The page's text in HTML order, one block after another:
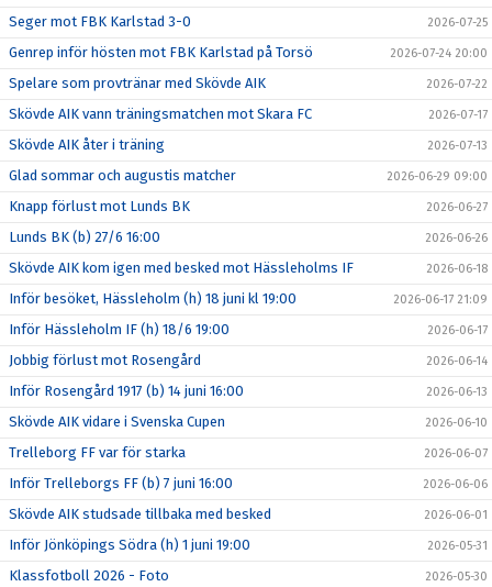
Seger mot FBK Karlstad 3-0 2026-07-25
Genrep inför hösten mot FBK Karlstad på Torsö 2026-07-24 20:00
Spelare som provtränar med Skövde AIK 2026-07-22
Skövde AIK vann träningsmatchen mot Skara FC 2026-07-17
Skövde AIK åter i träning 2026-07-13
Glad sommar och augustis matcher 2026-06-29 09:00
Knapp förlust mot Lunds BK 2026-06-27
Lunds BK (b) 27/6 16:00 2026-06-26
Skövde AIK kom igen med besked mot Hässleholms IF 2026-06-18
Inför besöket, Hässleholm (h) 18 juni kl 19:00 2026-06-17 21:09
Inför Hässleholm IF (h) 18/6 19:00 2026-06-17
Jobbig förlust mot Rosengård 2026-06-14
Inför Rosengård 1917 (b) 14 juni 16:00 2026-06-13
Skövde AIK vidare i Svenska Cupen 2026-06-10
Trelleborg FF var för starka 2026-06-07
Inför Trelleborgs FF (b) 7 juni 16:00 2026-06-06
Skövde AIK studsade tillbaka med besked 2026-06-01
Inför Jönköpings Södra (h) 1 juni 19:00 2026-05-31
Klassfotboll 2026 - Foto 2026-05-30